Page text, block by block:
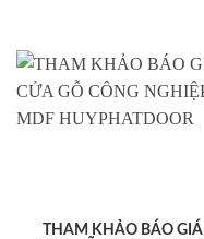
THAM KHẢO BÁO GIÁ